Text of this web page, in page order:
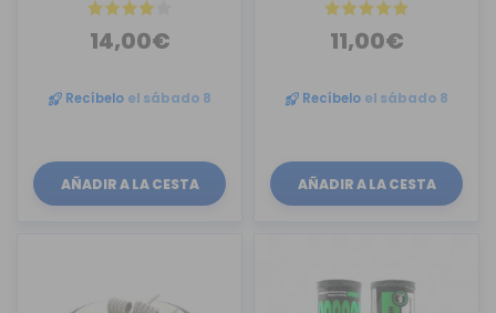
14,00€
Recíbelo el sábado 8
AÑADIR A LA CESTA
11,00€
Recíbelo el sábado 8
AÑADIR A LA CESTA